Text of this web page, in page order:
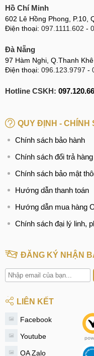
Hồ Chí Minh
602 Lê Hồng Phong, P.10,
Điện thoại: 097.1111.602 -
Đà Nẵng
97 Hàm Nghi, Q.Thanh Khê
Điện thoại: 096.123.9797 -
Hotline CSKH:
QUY ĐỊNH - CHÍNH
Chính sách bảo hành
Chính sách đổi trả hàng
Chính sách bảo mật
Hướng dẫn thanh toán
Hướng dẫn mua hàng
Chính sách đại lý linh,
ĐĂNG KÝ NHẬN
LIÊN KẾT
Facebook
Youtube
OA Zalo